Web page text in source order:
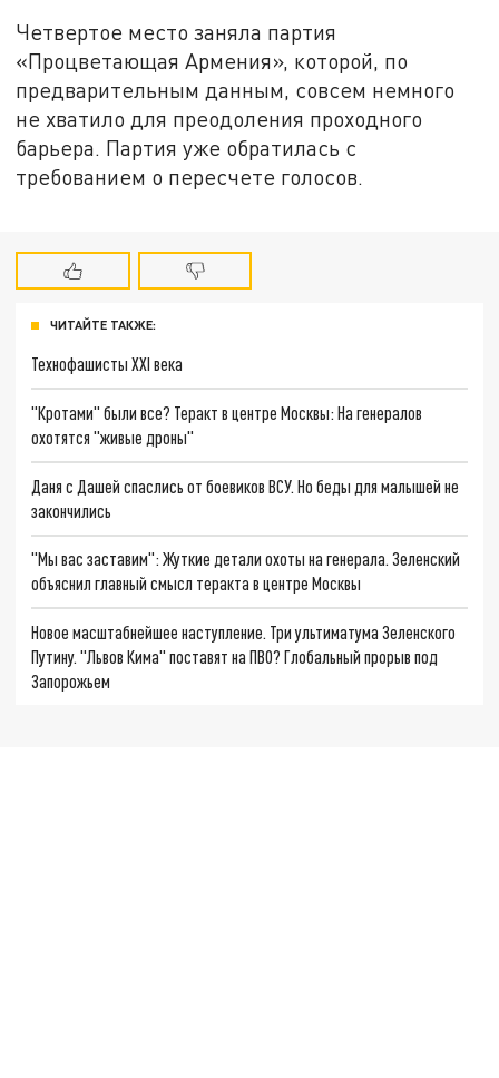
Четвертое место заняла партия
«Процветающая Армения», которой, по
предварительным данным, совсем немного
не хватило для преодоления проходного
барьера. Партия уже обратилась с
требованием о пересчете голосов.
ЧИТАЙТЕ ТАКЖЕ:
Технофашисты XXI века
"Кротами" были все? Теракт в центре Москвы: На генералов
охотятся "живые дроны"
Даня с Дашей спаслись от боевиков ВСУ. Но беды для малышей не
закончились
"Мы вас заставим": Жуткие детали охоты на генерала. Зеленский
объяснил главный смысл теракта в центре Москвы
Новое масштабнейшее наступление. Три ультиматума Зеленского
Путину. "Львов Кима" поставят на ПВО? Глобальный прорыв под
Запорожьем